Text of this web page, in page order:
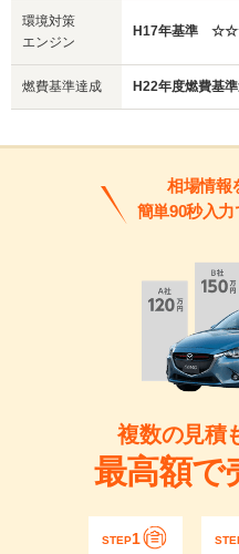
環境対策
エンジン
H17年基準
燃費基準達成 H22年度燃費基
相場情報
簡単90秒入力
複数の見積
最高額で
STEP1